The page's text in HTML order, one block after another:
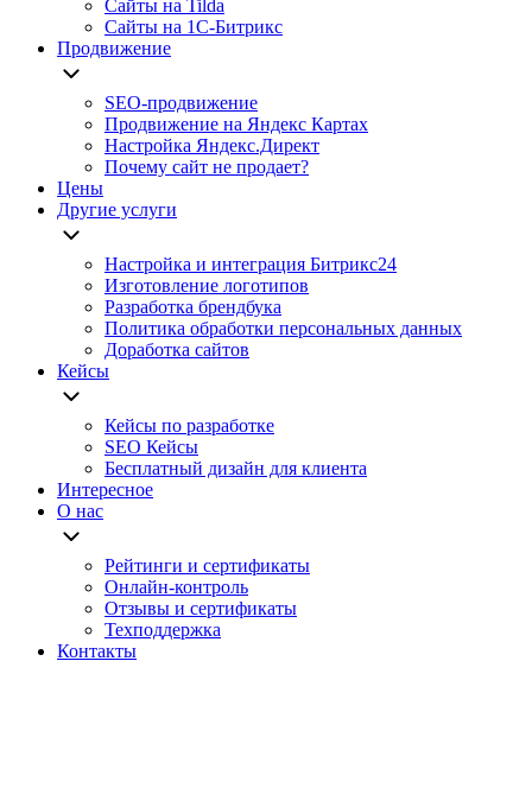
Сайты на Tilda
Сайты на 1С-Битрикс
Продвижение
SEO-продвижение
Продвижение на Яндекс Картах
Настройка Яндекс.Директ
Почему сайт не продает?
Цены
Другие услуги
Настройка и интеграция Битрикс24
Изготовление логотипов
Разработка брендбука
Политика обработки персональных данных
Доработка сайтов
Кейсы
Кейсы по разработке
SEO Кейсы
Бесплатный дизайн для клиента
Интересное
О нас
Рейтинги и сертификаты
Онлайн-контроль
Отзывы и сертификаты
Техподдержка
Контакты